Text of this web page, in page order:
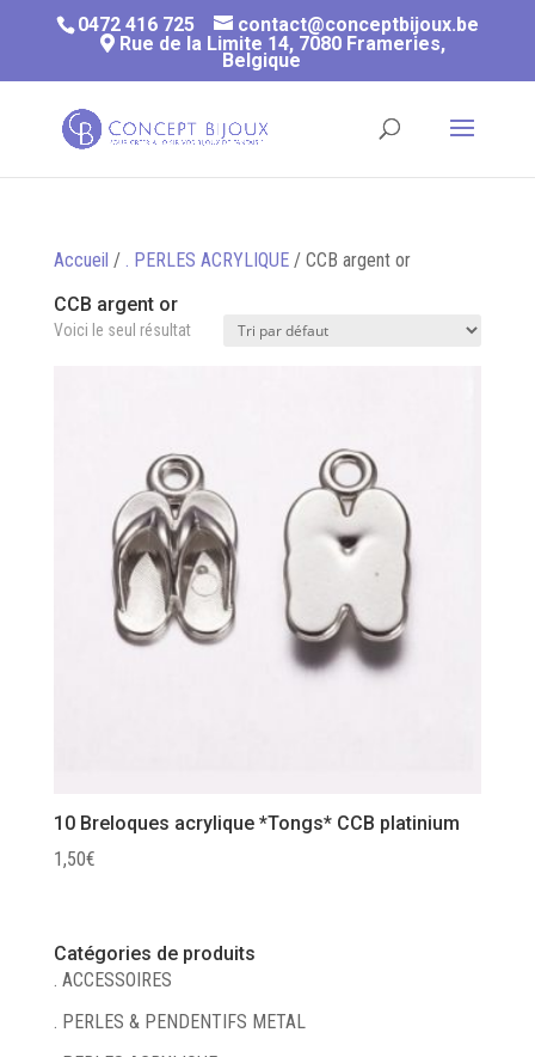
0472 416 725
contact@conceptbijoux.be
Rue de la Limite 14, 7080 Frameries,
Belgique
Accueil / . PERLES ACRYLIQUE/ CCB argent or
CCB argent or
Voici le seul résultat
10 Breloques acrylique *Tongs* CCB platinium
1,50€
Catégories de produits
. ACCESSOIRES
. PERLES & PENDENTIFS METAL